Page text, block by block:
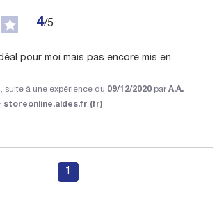
4/5
pour moi mais pas encore mis en
, suite à une expérience du 09/12/2020 parA.A.
storeonline.aldes.fr (fr)
1